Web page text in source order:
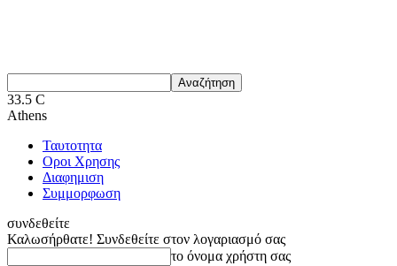
33.5 C
Athens
Ταυτοτητα
Οροι Χρησης
Διαφημιση
Συμμορφωση
συνδεθείτε
Καλωσήρθατε! Συνδεθείτε στον λογαριασμό σας
το όνομα χρήστη σας